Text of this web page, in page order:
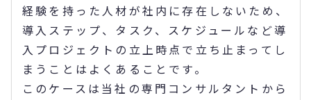
経験を持った人材が社内に存在しないため、
導入ステップ、タスク、スケジュールなど導
入プロジェクトの立上時点で立ち止まってし
まうことはよくあることです。
このケースは当社の専門コンサルタントから